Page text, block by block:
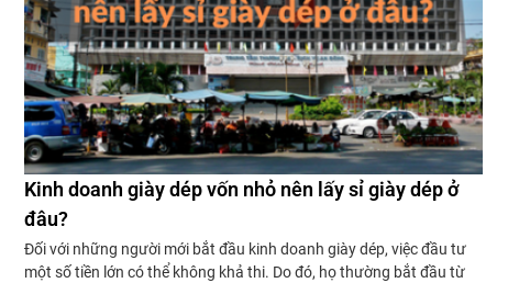
Kinh doanh giày dép vốn nhỏ nên lấy sỉ giày dép ở
đâu?
Đối với những người mới bắt đầu kinh doanh giày dép, việc đầu tư
một số tiền lớn có thể không khả thi. Do đó, họ thường bắt đầu từ